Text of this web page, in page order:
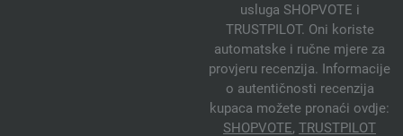
usluga SHOPVOTE i
TRUSTPILOT. Oni koriste
automatske i ručne mjere za
provjeru recenzija. Informacije
o autentičnosti recenzija
kupaca možete pronaći ovdje:
SHOPVOTE, TRUSTPILOT